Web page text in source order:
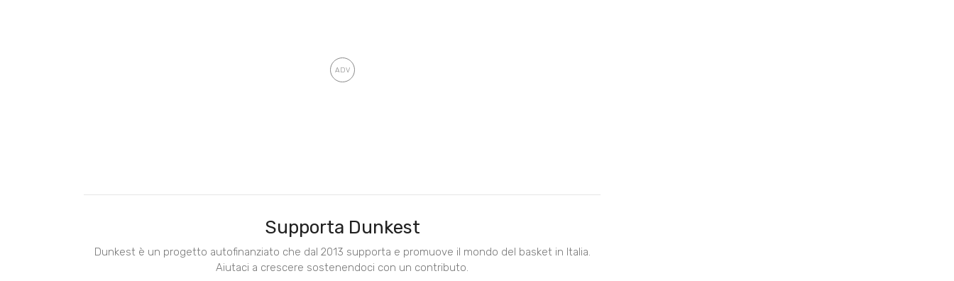
Supporta Dunkest
Dunkest è un progetto autofinanziato che dal 2013 supporta e promuove il mondo del basket in Italia.
Aiutaci a crescere sostenendoci con un contributo.